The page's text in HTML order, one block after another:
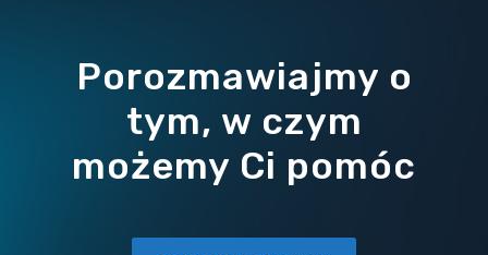
Porozmawiajmy o
tym, w czym
możemy Ci pomóc